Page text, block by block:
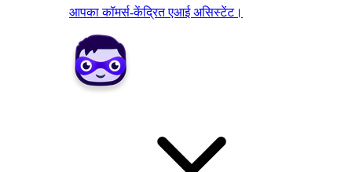
आपका कॉमर्स-केंद्रित एआई असिस्टेंट।